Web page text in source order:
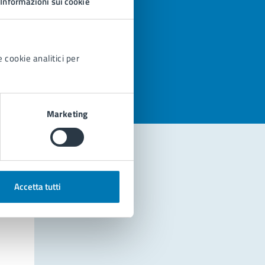
cookie analitici per
Marketing
Accetta tutti